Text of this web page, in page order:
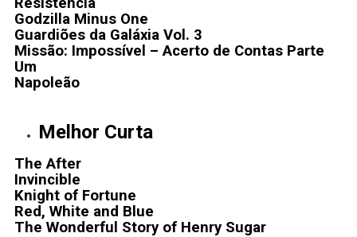
Godzilla Minus One
Guardiões da Galáxia Vol. 3
Missão: Impossível – Acerto de Contas Parte
Um
Napoleão
Melhor Curta
The After
Invincible
Knight of Fortune
Red, White and Blue
The Wonderful Story of Henry Sugar